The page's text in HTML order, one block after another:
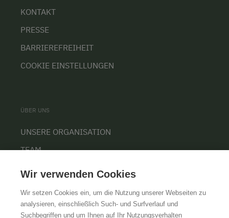
KONTAKT
PRESSE
BARRIEREFREIHEIT
COOKIE EINSTELLUNGEN
ÜBER UNS
UNSERE ORGANISATION
TEAM
KARRIERE
Wir verwenden Cookies
Wir setzen Cookies ein, um die Nutzung unserer Webseiten zu
analysieren, einschließlich Such- und Surfverlauf und
Suchbegriffen und um Ihnen auf Ihr Nutzungsverhalten